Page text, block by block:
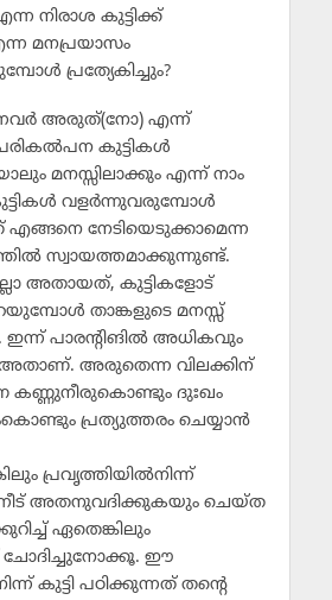
നിരാശ കുട്ടിക്ക്
മനപ്രയാസം
പ്രത്യേകിച്ചും?
അരുത്(നോ) എന്ന്
കുട്ടികള്‍
മനസ്സിലാക്കും എന്ന് നാം
വളര്‍ന്നുവരുമ്പോള്‍
എങ്ങനെ നേടിയെടുക്കാമെന്ന
സ്വായത്തമാക്കുന്നുണ്ട്.
അതായത്, കുട്ടികളോട്
താങ്കളുടെ മനസ്സ്
ഇന്ന് പാരന്റിങില്‍ അധികവും
അതാണ്. അരുതെന്ന വിലക്കിന്
കണ്ണുനീരുകൊണ്ടും ദുഃഖം
പ്രത്യുത്തരം ചെയ്യാന്‍
പ്രവൃത്തിയില്‍നിന്ന്
അതനുവദിക്കുകയും ചെയ്ത
ഏതെങ്കിലും
ചോദിച്ചുനോക്കൂ. ഈ
കുട്ടി പഠിക്കുന്നത് തന്റെ